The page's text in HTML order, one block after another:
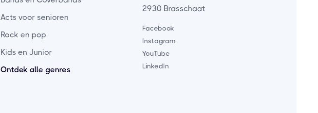
Acts voor senioren
Rock en pop
Kids en Junior
Ontdek alle genres
2930 Brasschaat
Facebook
Instagram
YouTube
LinkedIn